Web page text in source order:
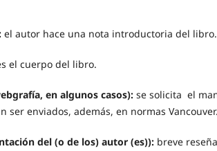
el autor hace una nota introductoria del libro.
el cuerpo del libro.
en algunos casos): se solicita el
ser enviados, además, en normas Vancouver.
del (o de los) autor (es)): breve